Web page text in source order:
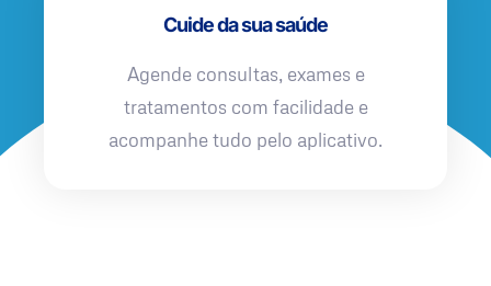
Cuide da sua saúde
Agende consultas, exames e
tratamentos com facilidade e
acompanhe tudo pelo aplicativo.